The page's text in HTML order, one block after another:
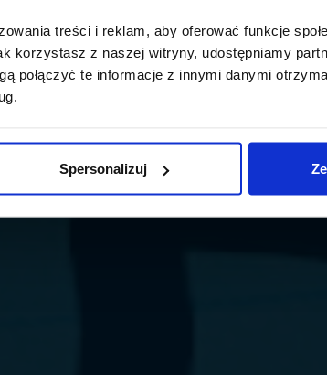
treści i reklam, aby oferować funkcje
korzystasz z naszej witryny, udostępniamy
połączyć te informacje z innymi danymi
Spersonalizuj